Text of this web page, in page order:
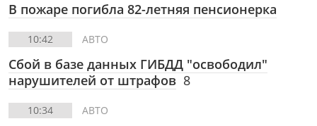
В пожаре погибла 82-летняя пенсионерка
10:42 АВТО
Сбой в базе данных ГИБДД "освободил"
нарушителей от штрафов 8
10:34 АВТО